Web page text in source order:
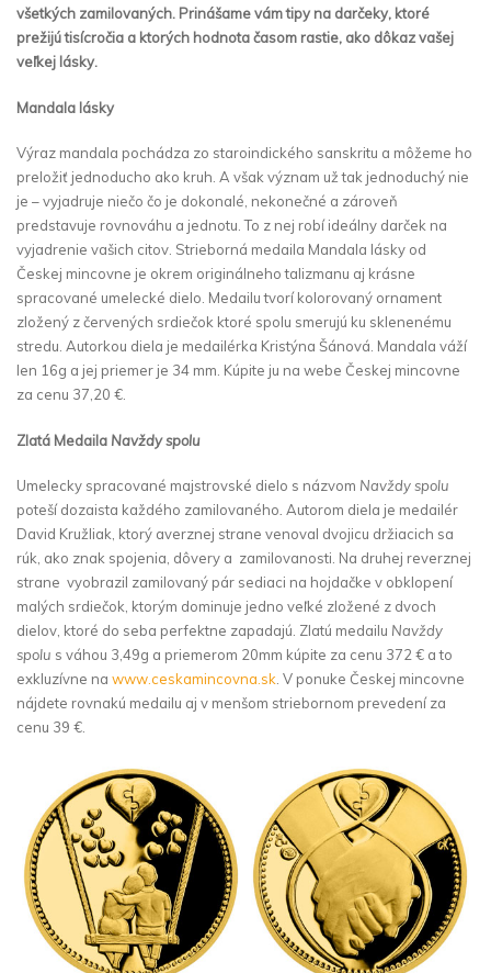
všetkých zamilovaných. Prinášame vám tipy na darčeky, ktoré
prežijú tisícročia a ktorých hodnota časom rastie, ako dôkaz vašej
veľkej lásky.
Mandala lásky
Výraz mandala pochádza zo staroindického sanskritu a môžeme ho
preložiť jednoducho ako kruh. A však význam už tak jednoduchý nie
je – vyjadruje niečo čo je dokonalé, nekonečné a zároveň
predstavuje rovnováhu a jednotu. To z nej robí ideálny darček na
vyjadrenie vašich citov. Strieborná medaila Mandala lásky od
Českej mincovne je okrem originálneho talizmanu aj krásne
spracované umelecké dielo. Medailu tvorí kolorovaný ornament
zložený z červených srdiečok ktoré spolu smerujú ku sklenenému
stredu. Autorkou diela je medailérka Kristýna Šánová. Mandala váží
len 16g a jej priemer je 34 mm. Kúpite ju na webe Českej mincovne
za cenu 37,20 €.
Zlatá Medaila Navždy spolu
Umelecky spracované majstrovské dielo s názvom Navždy spolu
poteší dozaista každého zamilovaného Autorom diela je medailér
David Kružliak, ktorý averznej strane venoval dvojicu držiacich sa
rúk, ako znak spojenia, dôvery a zamilovanosti. Na druhej reverznej
strane vyobrazil zamilovaný pár sediaci na hojdačke v obklopení
malých srdiečok, ktorým dominuje jedno veľké zložené z dvoch
dielov, ktoré do seba perfektne zapadajú. Zlatú medailu Navždy
spolu s váhou 3,49g a priemerom 20mm kúpite za cenu 372 € a to
exkluzívne na www.ceskamincovna.sk . V ponuke Českej mincovne
nájdete rovnakú medailu aj v menšom striebornom prevedení za
cenu 39 €.